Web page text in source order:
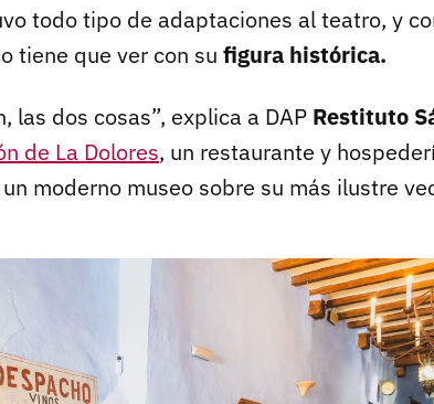
todo tipo de adaptaciones al teatro, y
tiene que ver con su figura histórica.
las dos cosas”, explica a DAP Restituto
de La Dolores, un restaurante y
moderno museo sobre su más ilustre